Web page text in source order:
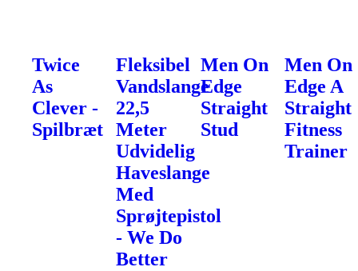
Twice
As
Clever -
Spilbræt
Fleksibel
Vandslange
22,5
Meter
Udvidelig
Haveslange
Med
Sprøjtepistol
- We Do
Better
Men On
Edge
Straight
Stud
Men On
Edge A
Straight
Fitness
Trainer